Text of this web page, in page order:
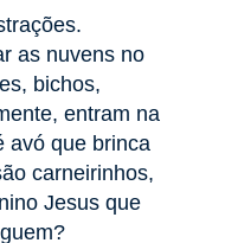
as nuvens no
bichos,
entram na
avó que brinca
carneirinhos,
Jesus que